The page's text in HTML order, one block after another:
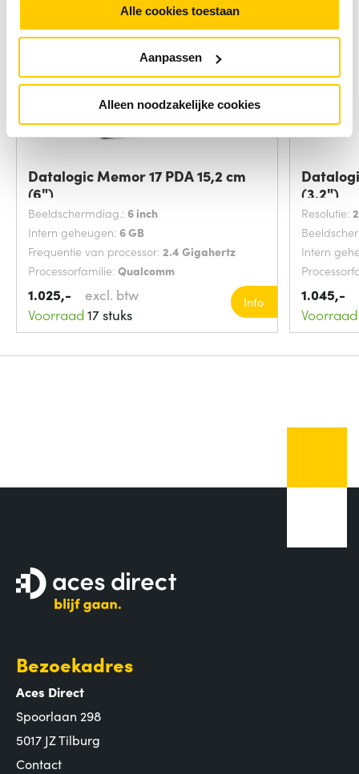
Alle cookies toestaan
Aanpassen
Alleen noodzakelijke cookies
Datalogic Memor 17 PDA 15,2 cm
(6")
Beeldschermdiag.: 6 inch
Intern geheugen: 6 GB
Frequentie van processor: 2.4 Gigahertz
Processorfamilie: Qualcomm
1.025,-
excl. btw
Voorraad 17 stuks
Info
(3.2")
Resolutie:
Intern
1.045,-
Voorraad
Bezoekadres
Aces Direct
Spoorlaan 298
5017 JZ Tilburg
Contact